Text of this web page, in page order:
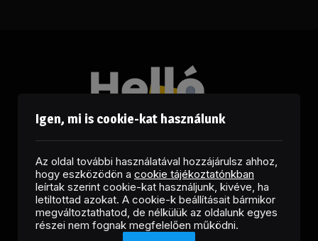
FacebookLinkedInX
(Twitter)
RSS
Igen, mi is cookie-kat használunk
Az oldal további használatával hozzájárulsz ahhoz,
hogy eszközödön a cookie tájékoztatónkban
leírtak szerint cookie-kat használjunk, kivéve, ha
letiltottad azokat. A cookie-k beállításait bármikor
megváltoztathatod, de nélkülük az oldalunk egyes
részei nem fognak megfelelően működni.